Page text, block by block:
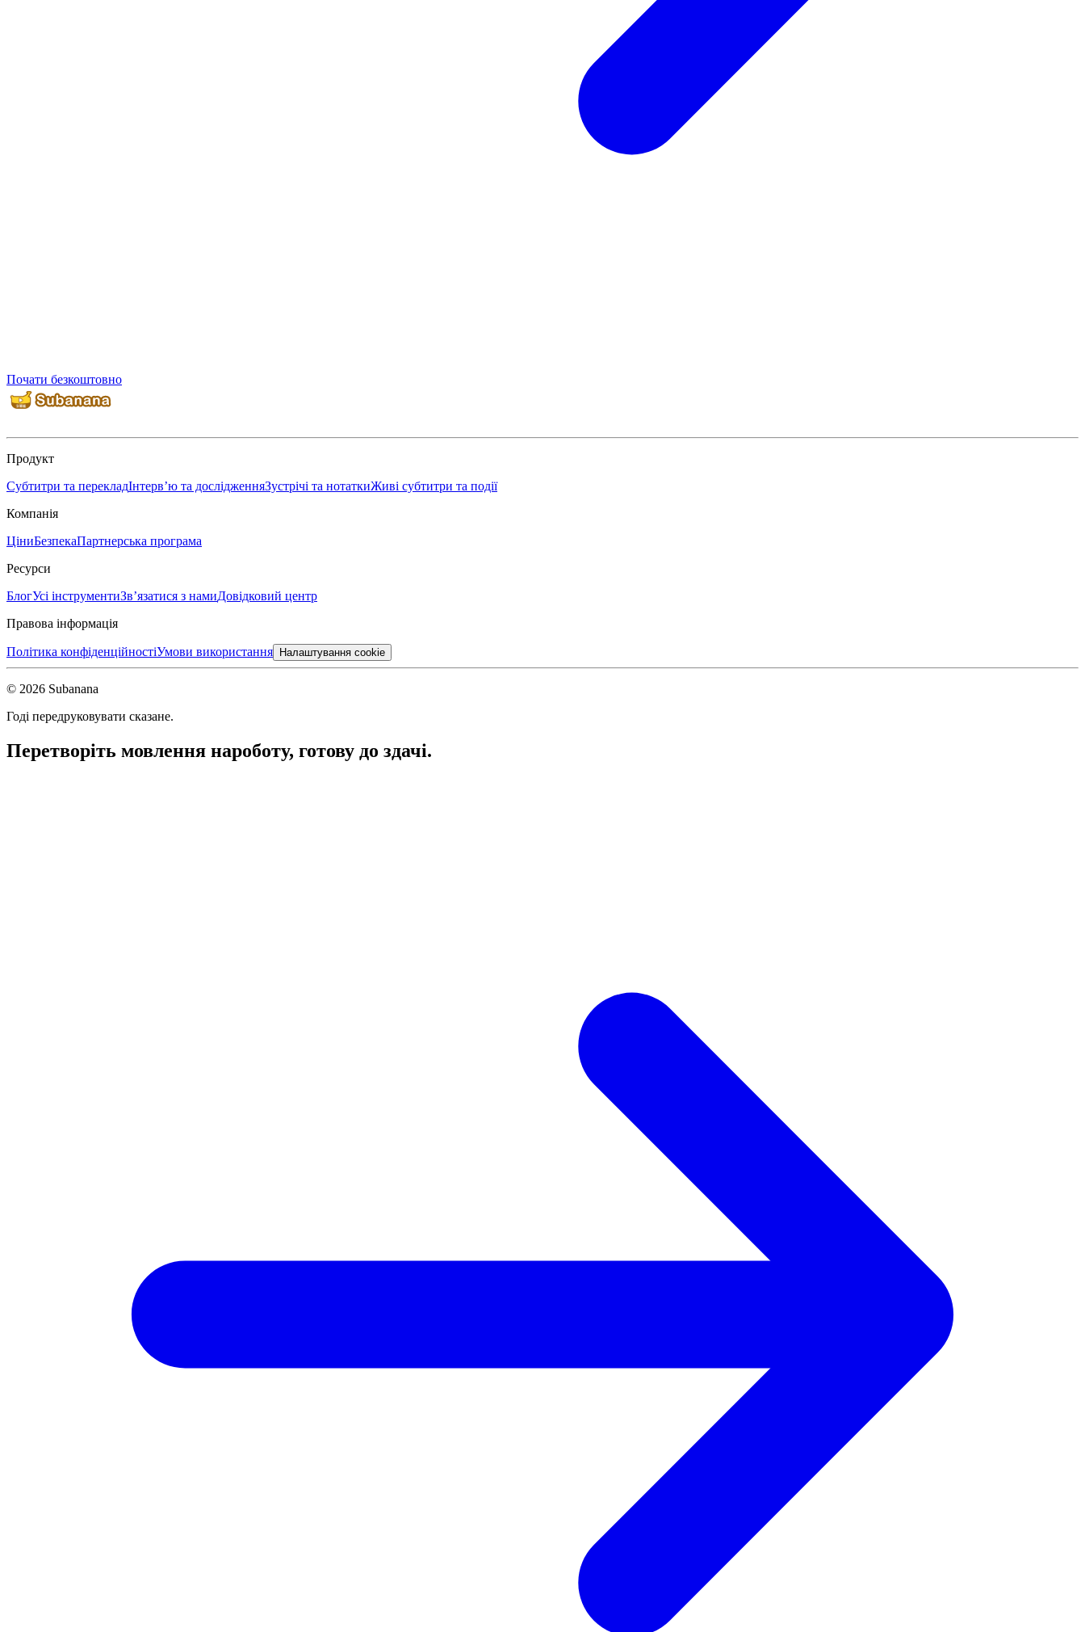
Почати безкоштовно
Продукт
Субтитри та перекладІнтерв’ю та дослідженняЗустрічі та нотаткиЖиві субтитри та події
Компанія
ЦіниБезпекаПартнерська програма
Ресурси
БлогУсі інструментиЗв’язатися з намиДовідковий центр
Правова інформація
Політика конфіденційностіУмови використання Налаштування cookie
© 2026 Subanana
Годі передруковувати сказане.
Перетворіть мовлення нароботу, готову до здачі.